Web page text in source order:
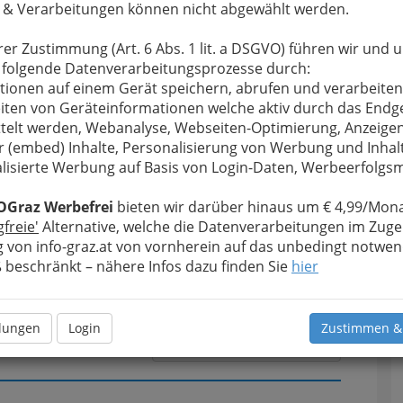
& Verarbeitungen können nicht abgewählt werden.
Zustimmung (Art. 6 Abs. 1 lit. a DSGVO) führen wir und
Datenverarbeitungsprozesse durch:
auf einem Gerät speichern, abrufen und
von Geräteinformationen welche aktiv durch das
werden, Webanalyse, Webseiten-Optimierung,
(embed) Inhalte, Personalisierung von Werbung und
Werbung auf Basis von Login-Daten,
Werbefrei bieten wir darüber hinaus um € 4,99/
Alternative, welche die Datenverarbeitungen im
von info-graz.at von vornherein auf das unbedingt
beschränkt – nähere Infos dazu finden Sie hier
Login Zustimmen
bewahren, verwenden wir an dieser Stelle zur
Ihre Nachricht wird nach dem Absenden
Skledar weitergeleitet.
Meine Nachricht
Meine Nachricht senden